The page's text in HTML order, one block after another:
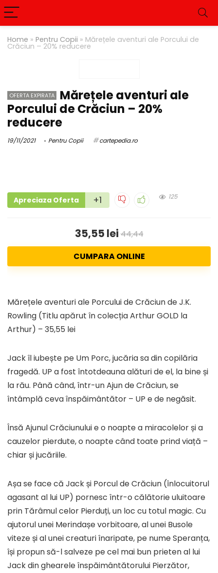
Home » Pentru Copii » Mărețele aventuri ale Porcului de
Crăciun – 20% reducere
OFERTA EXPIRATA
Mărețele aventuri ale
Porcului de Crăciun – 20%
reducere
19/11/2021 Pentru Copii cartepedia.ro
Apreciaza Oferta +1 125
35,55 lei44,44
CUMPARA ONLINE
Mărețele aventuri ale Porcului de Crăciun de J.K.
Rowling (Titlu apărut în colecția Arthur GOLD la
Arthur) – 35,55 lei
Jack îl iubește pe Um Porc, jucăria sa din copilăria
fragedă. UP a fost întotdeauna alături de el, la bine și
la rău. Până când, într-un Ajun de Crăciun, se
întâmplă ceva înspăimântător – UP e de negăsit.
Însă Ajunul Crăciunului e o noapte a miracolelor și a
cauzelor pierdute, o noapte când toate prind viață –
chiar și jucăriile.
Așa se face că Jack și Porcul de Crăciun (înlocuitorul
agasant al lui UP) pornesc într-o călătorie uluitoare
prin Tărâmul celor Pierduți, un loc cu totul magic. Cu
ajutorul unei Merindașe vorbitoare, al unei Busole
viteze și al unei creaturi înaripate, pe nume Speranța,
își propun să-l salveze pe cel mai bun prieten al lui
Jack din ghearele înspăimântătorului Pierzător,